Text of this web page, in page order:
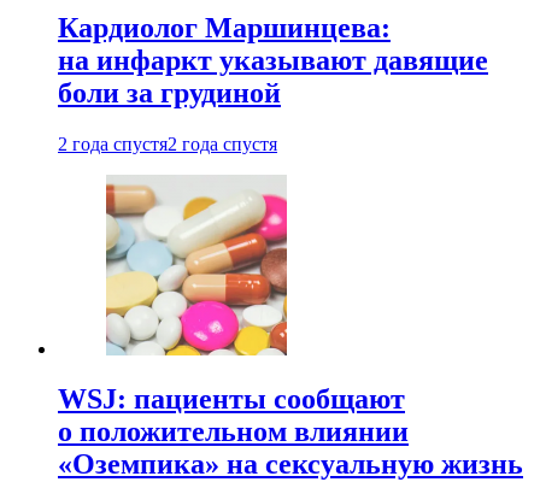
Кардиолог Маршинцева:
на инфаркт указывают давящие
боли за грудиной
2 года спустя2 года спустя
WSJ: пациенты сообщают
о положительном влиянии
«Оземпика» на сексуальную жизнь